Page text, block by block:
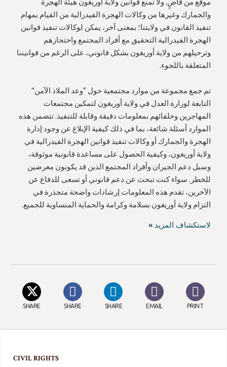
CIVIL RIGHTS
موقع من قاضٍ. ولا تمنع قوانين ولاية أوريغون هيئة الهجرة
والجمارك وغيرها من وكالات الهجرة الفيدرالية من القيام بمهام
تنفيذ القانون في ولايتنا؛ بمعنى آخر، يمكن لوكالات تنفيذ قوانين
الهجرة الفيدرالية التحقيق مع أفراد المجتمع واحتجازهم
وترحيلهم من ولاية أوريغون بشكل قانوني، على الرغم من قوانيننا
المتعلقة باللجوء.
تم جمع مجموعة من موارد مجتمعية حول “وعد الملاذ الآمن”
التابعة لوزارة العدل في ولاية أوريغون لتمكين مجتمعات
المهاجرين وحلفائهم بمعلومات دقيقة وقابلة للتنفيذ. تتضمن هذه
الموارد أسئلة شائعة، بما في ذلك كيفية الإبلاغ عن وجود إدارة
الهجرة والجمارك أو وكالات تنفيذ قوانين الهجرة الفيدرالية في
ولاية أوريغون، وكيفية الحصول على مساعدة قانونية موثوقة،
وسبل دعم الجيران وأفراد المجتمع الذين قد يكونون معرضين
للخطر. سواء كنت تبحث عن دعم قانوني أو تسعى للدفاع عن
الآخرين، تقدم هذه المعلومات إرشادات واضحة متجذرة في
التزام ولاية أوريغون بسلامة وكرامة والحماية المتساوية للجميع.
لاستكشاف المزيد »
SHARE SHARE SHARE EMAIL PRINT